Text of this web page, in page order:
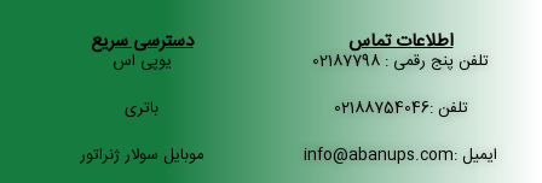
اطلاعات تماس
تلفن پنج رقمی : 02187798
تلفن :02188754046
ایمیل :info@abanups.com
دسترسی سریع
یوپی اس
باتری
موبایل سولار ژنراتور